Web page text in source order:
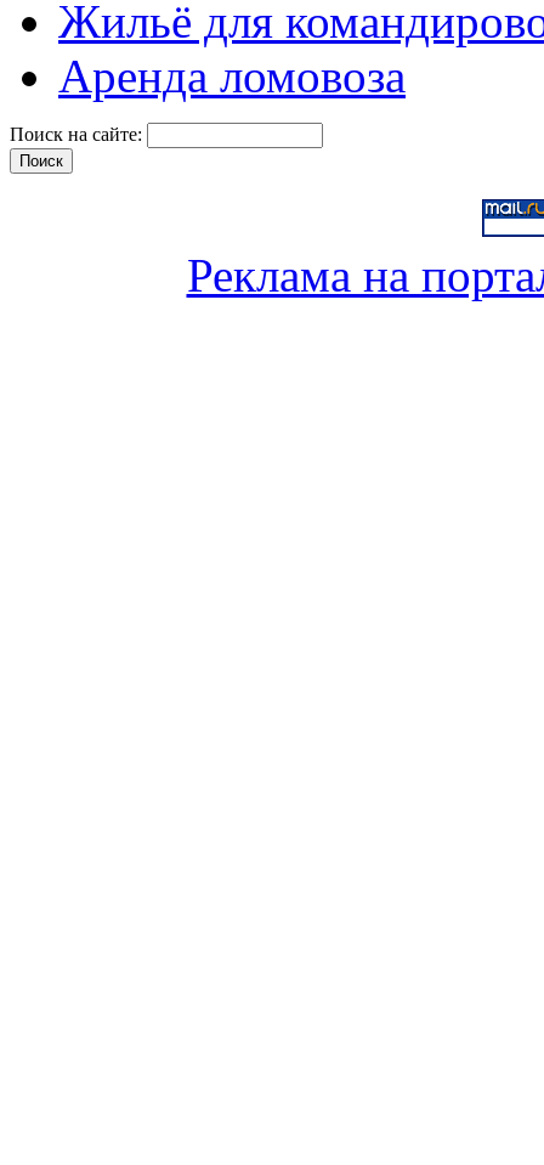
Жильё для
Аренда ломовоза
Поиск на сайте:
Реклама на